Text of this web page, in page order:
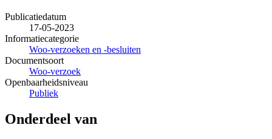
Publicatiedatum
17-05-2023
Informatiecategorie
Woo-verzoeken en -besluiten
Documentsoort
Woo-verzoek
Openbaarheidsniveau
Publiek
Onderdeel van